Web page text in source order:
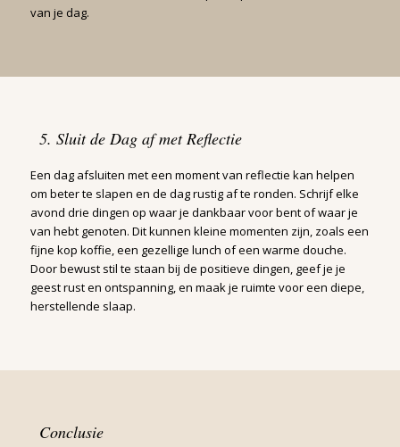
van je dag.
5. Sluit de Dag af met Reflectie
Een dag afsluiten met een moment van reflectie kan helpen
om beter te slapen en de dag rustig af te ronden. Schrijf elke
avond drie dingen op waar je dankbaar voor bent of waar je
van hebt genoten. Dit kunnen kleine momenten zijn, zoals een
fijne kop koffie, een gezellige lunch of een warme douche.
Door bewust stil te staan bij de positieve dingen, geef je je
geest rust en ontspanning, en maak je ruimte voor een diepe,
herstellende slaap.
Conclusie